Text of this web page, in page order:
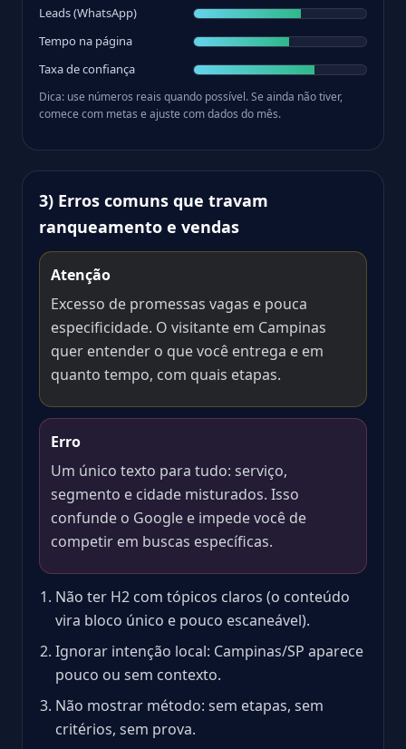
Leads (WhatsApp)
Tempo na página
Taxa de confiança
Dica: use números reais quando possível. Se ainda não tiver,
comece com metas e ajuste com dados do mês.
3) Erros comuns que travam
ranqueamento e vendas
Atenção
Excesso de promessas vagas e pouca
especificidade. O visitante em Campinas
quer entender o que você entrega e em
quanto tempo, com quais etapas.
Erro
Um único texto para tudo: serviço,
segmento e cidade misturados. Isso
confunde o Google e impede você de
competir em buscas específicas.
Não ter H2 com tópicos claros (o conteúdo
vira bloco único e pouco escaneável).
Ignorar intenção local: Campinas/SP aparece
pouco ou sem contexto.
Não mostrar método: sem etapas, sem
critérios, sem prova.